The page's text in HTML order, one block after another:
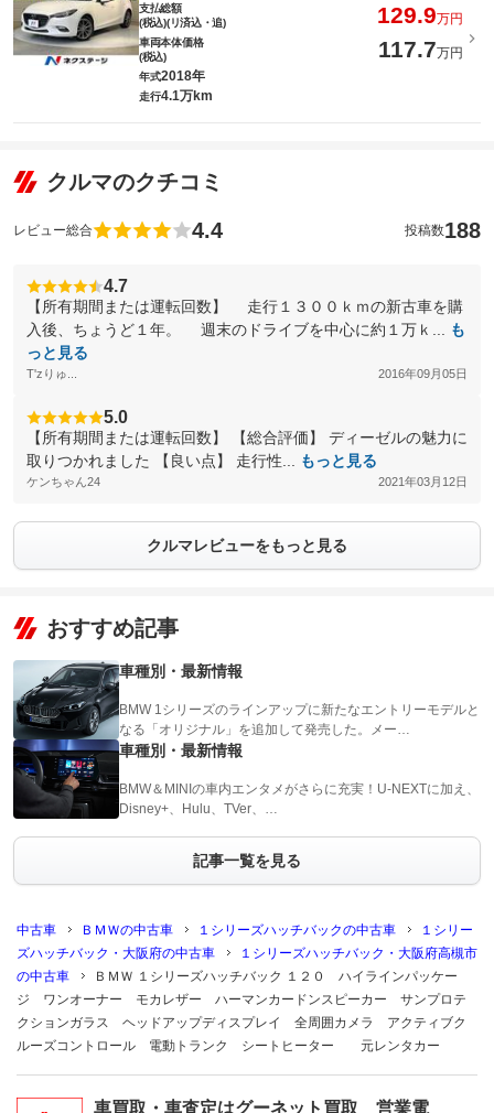
支払総額
(税込)(リ済込・追)
129.9万円
車両本体価格
(税込)
117.7万円
年式2018年
走行4.1万km
クルマのクチコミ
レビュー総合 4.4 投稿数188
4.7
【所有期間または運転回数】 走行１３００ｋｍの新古車を購
入後、ちょうど１年。 週末のドライブを中心に約１万ｋ...
も
っと見る
T'zりゅ... 2016年09月05日
5.0
【所有期間または運転回数】 【総合評価】 ディーゼルの魅力に
取りつかれました 【良い点】 走行性...
もっと見る
ケンちゃん24 2021年03月12日
クルマレビューをもっと見る
おすすめ記事
車種別・最新情報
BMW 1シリーズのラインアップに新たなエントリーモデルと
なる「オリジナル」を追加して発売した。メー…
車種別・最新情報
BMW＆MINIの車内エンタメがさらに充実！U-NEXTに加え、
Disney+、Hulu、TVer、…
記事一覧を見る
中古車 ＢＭＷの中古車 １シリーズハッチバックの中古車
１シリー
ズハッチバック・大阪府の中古車
１シリーズハッチバック・大阪府高槻市
の中古車
ＢＭＷ １シリーズハッチバック １２０ ハイラインパッケー
ジ ワンオーナー モカレザー ハーマンカードンスピーカー サンプロテ
クションガラス ヘッドアップディスプレイ 全周囲カメラ アクティブク
ルーズコントロール 電動トランク シートヒーター 元レンタカー
車買取・車査定はグーネット買取 営業電